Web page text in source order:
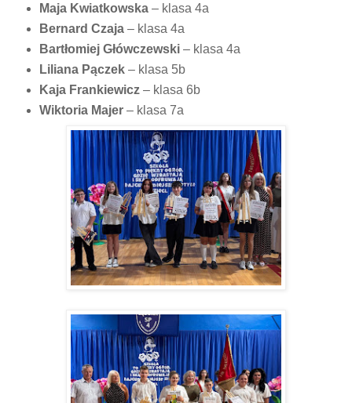
Maja Kwiatkowska– klasa 4a
Bernard Czaja– klasa 4a
Bartłomiej Główczewski– klasa 4a
Liliana Pączek– klasa 5b
Kaja Frankiewicz– klasa 6b
Wiktoria Majer– klasa 7a